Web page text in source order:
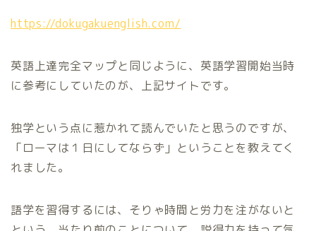
https://dokugakuenglish.com/
英語上達完全マップと同じように、英語学習開始当時
に参考にしていたのが、上記サイトです。
独学という点に惹かれて読んでいたと思うのですが、
「ローマは１日にしてならず」ということを教えてく
れました。
語学を習得するには、そりゃ時間と労力を注がないと